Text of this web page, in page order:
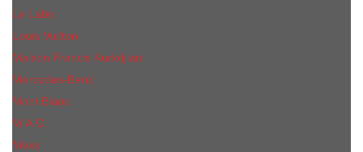
Le Labo
Louis Vuitton
Maison Francis Kurkdjian
Mercedes-Benz
Mont Blanc
M.А.C.
Mexx